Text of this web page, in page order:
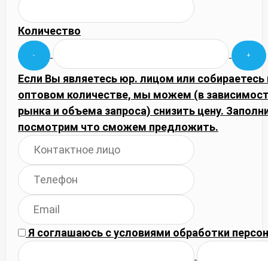
Количество
Если Вы являетесь юр. лицом или собираетесь
оптовом количестве, мы можем (в
рынка и объема запроса) снизить цену.
посмотрим что сможем предложить.
Я соглашаюсь сусловиями обработки